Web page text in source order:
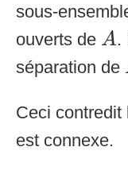
sous-
ouverts de A
A .
séparation de
Ceci contredit
est connexe.